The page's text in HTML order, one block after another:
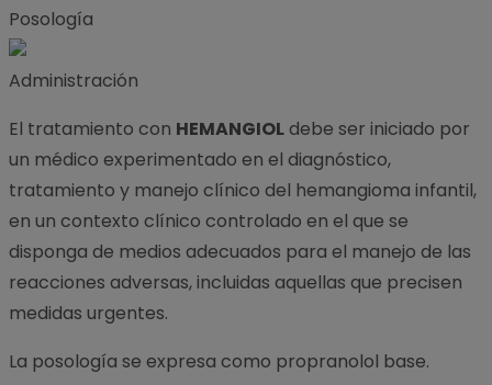
Posología
Administración
El tratamiento con HEMANGIOLdebe ser iniciado por
un médico experimentado en el diagnóstico,
tratamiento y manejo clínico del hemangioma infantil,
en un contexto clínico controlado en el que se
disponga de medios adecuados para el manejo de las
reacciones adversas, incluidas aquellas que precisen
medidas urgentes.
La posología se expresa como propranolol base.